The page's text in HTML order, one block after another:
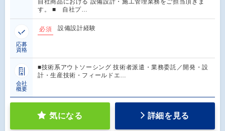
す。 ■ 自社プ…
応募
資格
必須 設備設計経験
会社
概要
■技術系アウトソーシング 技術者派遣・業務委託／開発・設
計・生産技術・フィールドエ…
気になる 詳細を見る